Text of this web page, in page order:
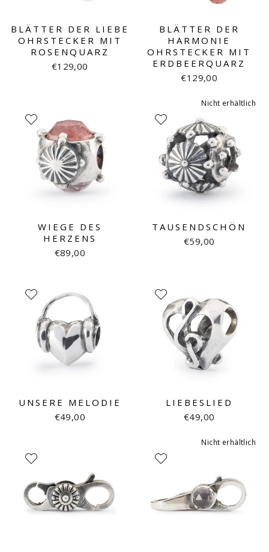
BLÄTTER DER LIEBE
OHRSTECKER MIT
ROSENQUARZ
€129,00
BLÄTTER DER
HARMONIE
OHRSTECKER MIT
ERDBEERQUARZ
€129,00
WIEGE DES
HERZENS
€89,00
Nicht erhältlich
TAUSENDSCHÖN
€59,00
UNSERE MELODIE
€49,00
LIEBESLIED
€49,00
Nicht erhältlich